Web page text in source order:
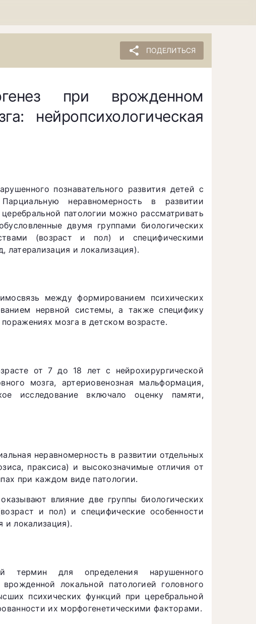
share ПОДЕЛИТЬСЯ
при врожденном
нейропсихологическая
познавательного развития детей с
неравномерность в развитии
патологии можно рассматривать
двумя группами биологических
(возраст и пол) и специфическими
латерализация и локализация).
между формированием психических
нервной системы, а также специфику
мозга в детском возрасте.
от 7 до 18 лет с нейрохирургической
мозга, артериовенозная мальформация,
исследование включало оценку памяти,
неравномерность в развитии отдельных
праксиса) и высокозначимые отличия от
при каждом виде патологии.
влияние две группы биологических
и пол) и специфические особенности
и локализация).
термин для определения нарушенного
локальной патологией головного
психических функций при церебральной
их морфогенетическими факторами.